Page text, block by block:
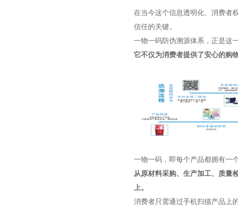
在当今这个信息透明化、消费者
信任的关键。
一物一码防伪溯源体系，正是这
它不仅为消费者提供了安心的购
一物一码，即每个产品都拥有一
从原材料采购、生产加工、质量
上。
消费者只需通过手机扫描产品上